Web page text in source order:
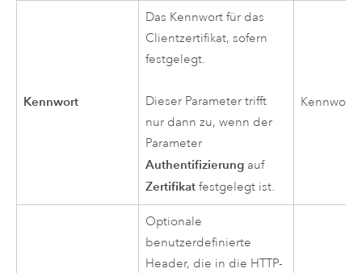
Kennwort
Das Kennwort für das
Clientzertifikat, sofern
festgelegt.
Dieser Parameter trifft
nur dann zu, wenn der
Parameter
Authentifizierung auf
Zertifikat festgelegt ist.
Kennwort
Optionale
benutzerdefinierte
Header, die in die HTTP-